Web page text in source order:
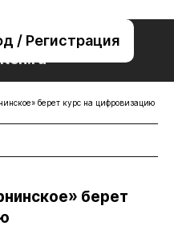
/ Регистрация
76-32
берет курс на цифровизацию
берет